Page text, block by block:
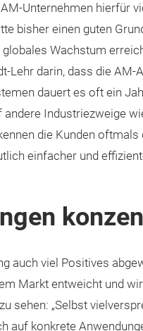
Unternehmen hierfür
bisher einen guten
Wachstum
Lehr darin, dass die AM-
dauert es oft ein
Industriezweige
die Kunden oftmals
einfacher und
auch viel Positives
Markt entweicht und
sehen: „Selbst
auf konkrete